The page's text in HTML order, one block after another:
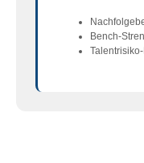
Bench-